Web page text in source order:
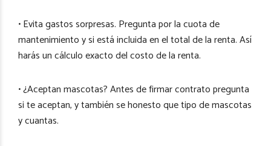
• Evita gastos sorpresas. Pregunta por la cuota de
mantenimiento y si está incluida en el total de la renta. Así
harás un cálculo exacto del costo de la renta.
• ¿Aceptan mascotas? Antes de firmar contrato pregunta
si te aceptan, y también se honesto que tipo de mascotas
y cuantas.